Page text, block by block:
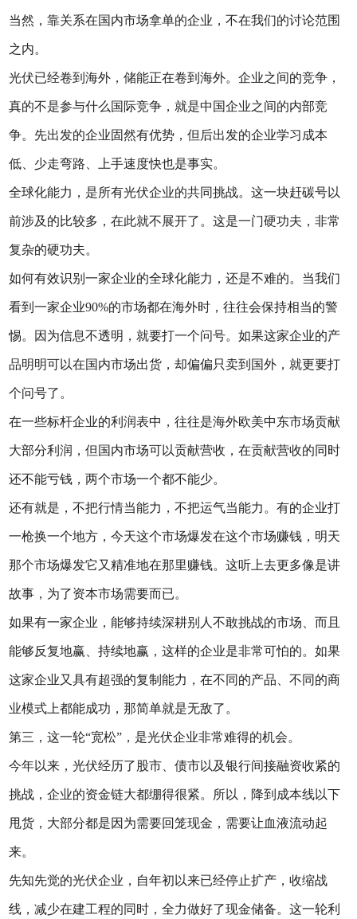
当然，靠关系在国内市场拿单的企业，不在我们的讨论范围
之内。
光伏已经卷到海外，储能正在卷到海外。企业之间的竞争，
真的不是参与什么国际竞争，就是中国企业之间的内部竞
争。先出发的企业固然有优势，但后出发的企业学习成本
低、少走弯路、上手速度快也是事实。
全球化能力，是所有光伏企业的共同挑战。这一块赶碳号以
前涉及的比较多，在此就不展开了。这是一门硬功夫，非常
复杂的硬功夫。
如何有效识别一家企业的全球化能力，还是不难的。当我们
看到一家企业90%的市场都在海外时，往往会保持相当的警
惕。因为信息不透明，就要打一个问号。如果这家企业的产
品明明可以在国内市场出货，却偏偏只卖到国外，就更要打
个问号了。
在一些标杆企业的利润表中，往往是海外欧美中东市场贡献
大部分利润，但国内市场可以贡献营收，在贡献营收的同时
还不能亏钱，两个市场一个都不能少。
还有就是，不把行情当能力，不把运气当能力。有的企业打
一枪换一个地方，今天这个市场爆发在这个市场赚钱，明天
那个市场爆发它又精准地在那里赚钱。这听上去更多像是讲
故事，为了资本市场需要而已。
如果有一家企业，能够持续深耕别人不敢挑战的市场、而且
能够反复地赢、持续地赢，这样的企业是非常可怕的。如果
这家企业又具有超强的复制能力，在不同的产品、不同的商
业模式上都能成功，那简单就是无敌了。
第三，这一轮“宽松”，是光伏企业非常难得的机会。
今年以来，光伏经历了股市、债市以及银行间接融资收紧的
挑战，企业的资金链大都绷得很紧。所以，降到成本线以下
甩货，大部分都是因为需要回笼现金，需要让血液流动起
来。
先知先觉的光伏企业，自年初以来已经停止扩产，收缩战
线，减少在建工程的同时，全力做好了现金储备。这一轮利